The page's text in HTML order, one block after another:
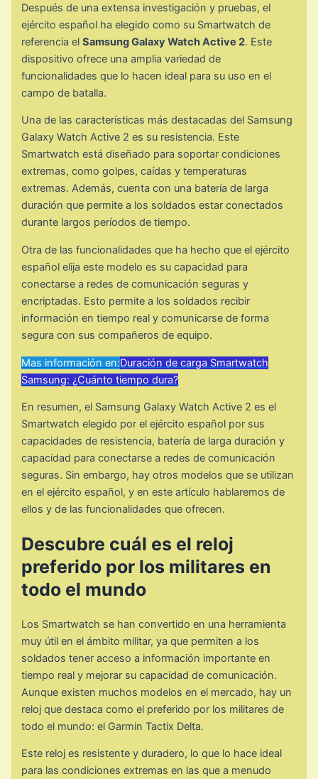
Después de una extensa investigación y pruebas, el
ejército español ha elegido como su Smartwatch de
referencia elSamsung Galaxy Watch Active 2. Este
dispositivo ofrece una amplia variedad de
funcionalidades que lo hacen ideal para su uso en el
campo de batalla.
Una de las características más destacadas del Samsung
Galaxy Watch Active 2 es su resistencia. Este
Smartwatch está diseñado para soportar condiciones
extremas, como golpes, caídas y temperaturas
extremas. Además, cuenta con una batería de larga
duración que permite a los soldados estar conectados
durante largos períodos de tiempo.
Otra de las funcionalidades que ha hecho que el ejército
español elija este modelo es su capacidad para
conectarse a redes de comunicación seguras y
encriptadas. Esto permite a los soldados recibir
información en tiempo real y comunicarse de forma
segura con sus compañeros de equipo.
Mas información en:Duración de carga Smartwatch
Samsung: ¿Cuánto tiempo dura?
En resumen, el Samsung Galaxy Watch Active 2 es el
Smartwatch elegido por el ejército español por sus
capacidades de resistencia, batería de larga duración y
capacidad para conectarse a redes de comunicación
seguras. Sin embargo, hay otros modelos que se utilizan
en el ejército español, y en este artículo hablaremos de
ellos y de las funcionalidades que ofrecen.
Descubre cuál es el reloj
preferido por los militares en
todo el mundo
Los Smartwatch se han convertido en una herramienta
muy útil en el ámbito militar, ya que permiten a los
soldados tener acceso a información importante en
tiempo real y mejorar su capacidad de comunicación.
Aunque existen muchos modelos en el mercado, hay un
reloj que destaca como el preferido por los militares de
todo el mundo: el Garmin Tactix Delta.
Este reloj es resistente y duradero, lo que lo hace ideal
para las condiciones extremas en las que a menudo